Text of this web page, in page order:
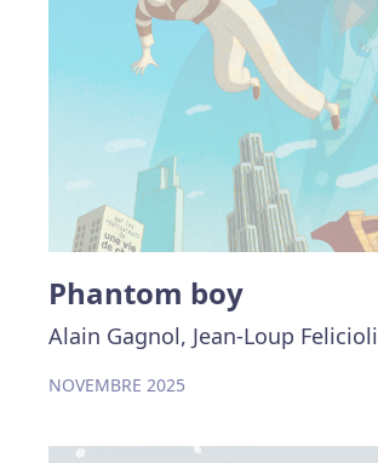
Phantom boy
Alain Gagnol, Jean-Loup Felicioli
NOVEMBRE 2025